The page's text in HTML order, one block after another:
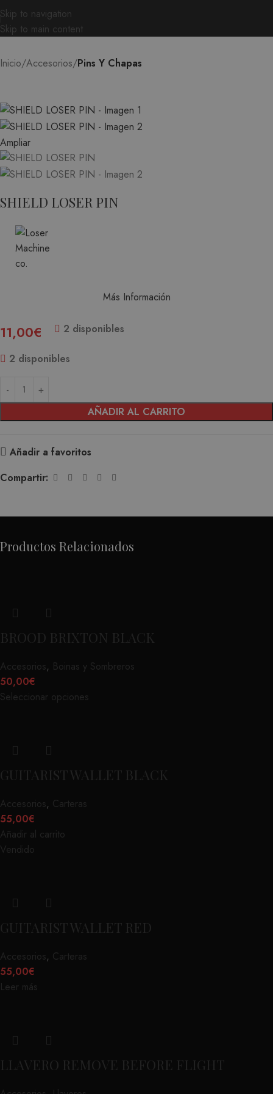
Skip to navigation
Skip to main content
Inicio Accesorios Pins Y Chapas
Ampliar
SHIELD LOSER PIN
Más Información
11,00€ 2 disponibles
2 disponibles
AÑADIR AL CARRITO
Añadir a favoritos
Compartir:
Productos Relacionados
BROOD BRIXTON BLACK
Accesorios, Boinas y Sombreros
50,00€
Seleccionar opciones
GUITARIST WALLET BLACK
Accesorios, Carteras
55,00€
Añadir al carrito
Vendido
GUITARIST WALLET RED
Accesorios, Carteras
55,00€
Leer más
LLAVERO REMOVE BEFORE FLIGHT